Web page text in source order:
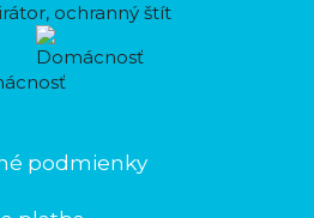
ochranný štít
podmienky